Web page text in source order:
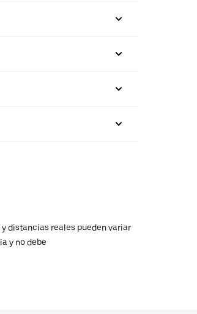
distancias reales pueden variar
y no debe